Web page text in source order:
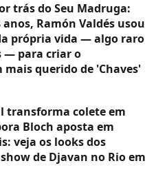
trás do Seu Madruga:
Ramón Valdés usou
própria vida — algo raro
— para criar o
mais querido de 'Chaves'
transforma colete em
Bloch aposta em
veja os looks dos
de Djavan no Rio em